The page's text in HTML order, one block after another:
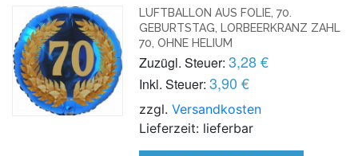
LUFTBALLON AUS FOLIE, 70.
GEBURTSTAG, LORBEERKRANZ ZAHL
70, OHNE HELIUM
Zuzügl. Steuer: 3,28 €
Inkl. Steuer: 3,90 €
zzgl.Versandkosten
Lieferzeit: lieferbar